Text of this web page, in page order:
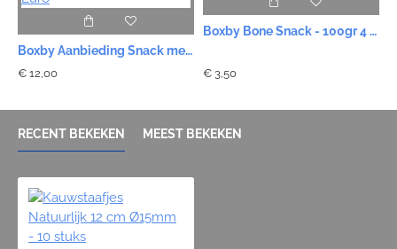
Boxby Aanbieding Snack met RUND - 4 Stuks 12 Euro
€ 12,00
Boxby Bone Snack - 100gr 4 voor 12 euro
€ 3,50
RECENT BEKEKEN MEEST BEKEKEN